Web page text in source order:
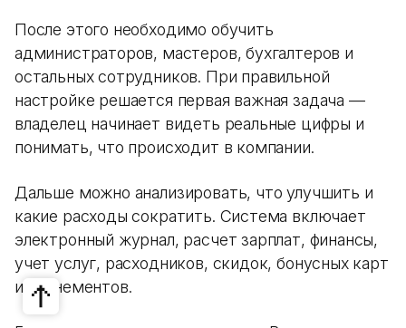
После этого необходимо обучить
администраторов, мастеров, бухгалтеров и
остальных сотрудников. При правильной
настройке решается первая важная задача —
владелец начинает видеть реальные цифры и
понимать, что происходит в компании.
Дальше можно анализировать, что улучшить и
какие расходы сократить. Система включает
электронный журнал, расчет зарплат, финансы,
учет услуг, расходников, скидок, бонусных карт
и абонементов.